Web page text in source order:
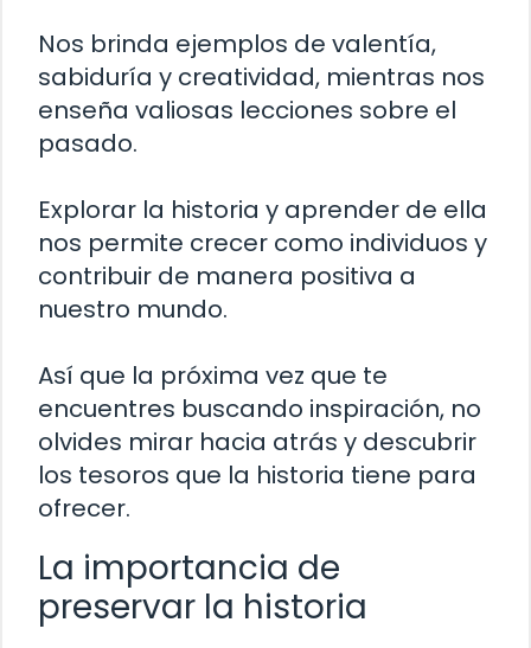
Nos brinda ejemplos de valentía,
sabiduría y creatividad, mientras nos
enseña valiosas lecciones sobre el
pasado.
Explorar la historia y aprender de ella
nos permite crecer como individuos y
contribuir de manera positiva a
nuestro mundo.
Así que la próxima vez que te
encuentres buscando inspiración, no
olvides mirar hacia atrás y descubrir
los tesoros que la historia tiene para
ofrecer.
La importancia de
preservar la historia